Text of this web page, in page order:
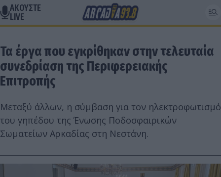
ΑΚΟΥΣΤΕ
LIVE
Τα έργα που εγκρίθηκαν στην τελευταία
συνεδρίαση της Περιφερειακής
Επιτροπής
Μεταξύ άλλων, η σύμβαση για τον ηλεκτροφωτισμό
του γηπέδου της Ένωσης Ποδοσφαιρικών
Σωματείων Αρκαδίας στη Νεστάνη.